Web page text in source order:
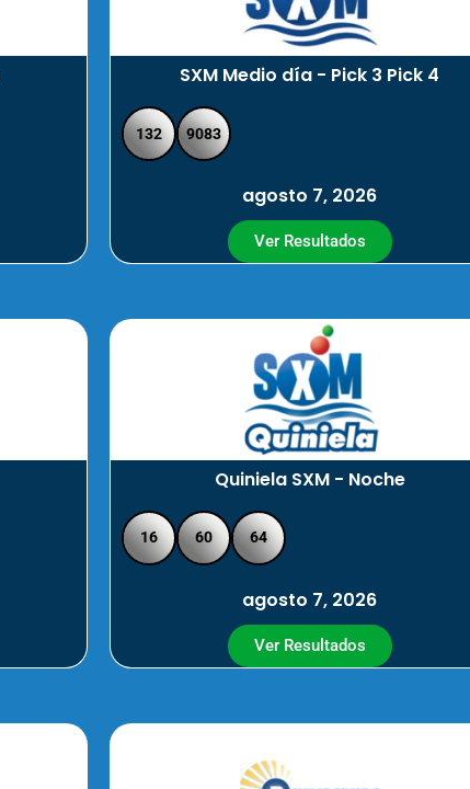
SXM Medio día - Pick 3 Pick 4
132 9083
agosto 7, 2026
Ver Resultados
Quiniela SXM - Noche
16 60 64
agosto 7, 2026
Ver Resultados